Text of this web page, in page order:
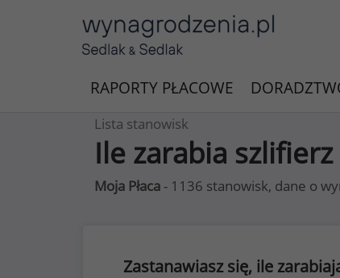
RAPORTY PŁACOWE
Lista stanowisk
Ile zarabia
Moja Płaca - 1136 stanowisk, dane o
Zastanawiasz się, ile